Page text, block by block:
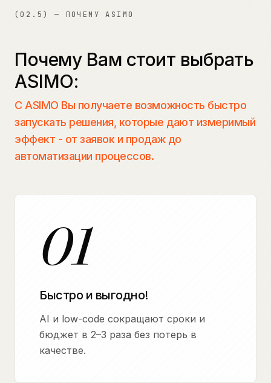
(02.5) — ПОЧЕМУ ASIMO
Почему Вам стоит выбрать
ASIMO:
С ASIMO Вы получаете возможность быстро
запускать решения, которые дают измеримый
эффект - от заявок и продаж до
автоматизации процессов.
01
Быстро и выгодно!
AI и low-code сокращают сроки и
бюджет в 2–3 раза без потерь в
качестве.